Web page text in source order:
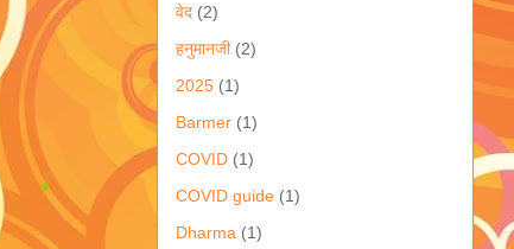
वेद (2)
हनुमानजी (2)
2025 (1)
Barmer (1)
COVID (1)
COVID guide (1)
Dharma (1)